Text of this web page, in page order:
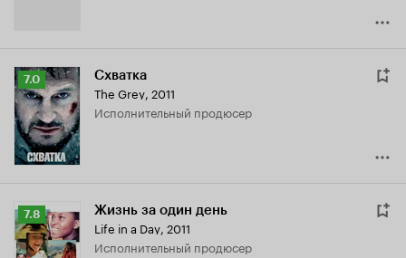
Рейтинг
Кинопоиска
7.0
7.0 Схватка
The Grey, 2011
исполнительный продюсер
Рейтинг
Кинопоиска
7.8
7.8 Жизнь за один день
Life in a Day, 2011
исполнительный продюсер